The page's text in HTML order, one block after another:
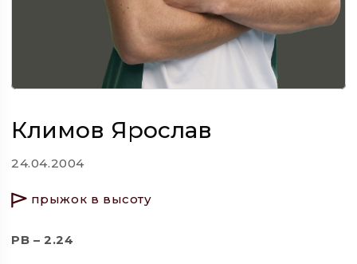
Климов Ярослав
24.04.2004
прыжок в высоту
PB – 2.24